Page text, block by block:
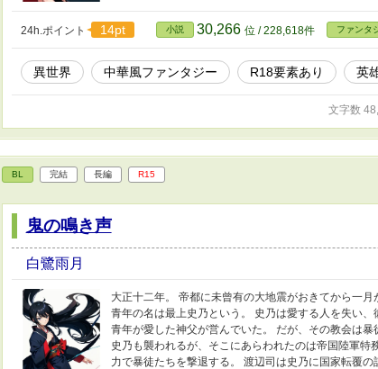
24h.ポイント 14pt 小説 30,266 位 / 228,618件 ファンタ
異世界 中華風ファンタジー R18要素あり 英
文字数
BL 完結 長編 R15
鬼の鳴き声
白鷺雨月
大正十二年。 帝都に未曾有の大地震がおきてから一
青年の名は最上史乃という。 史乃は愛する人を失い
青年が愛した神父が営んでいた。 だが、その教会は暴
史乃も襲われるが、そこにあらわれたのは帝国陸軍
力で暴徒たちを撃退する。 渡辺司は史乃に国家転覆